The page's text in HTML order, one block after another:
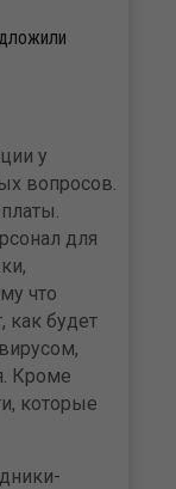
у
вопросов.
для
что
как будет
Кроме
которые